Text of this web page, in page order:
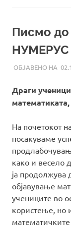
Писмо до
НУМЕРУС
Драги
математиката,
На почетокот
посакуваме
како и весело
ја продолжува
објавување
учениците во
користење, но